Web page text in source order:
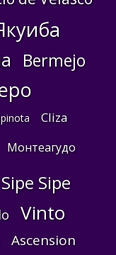
Bermejo
Cliza
Монтеагудо
Sipe Sipe
Vinto
Ascension